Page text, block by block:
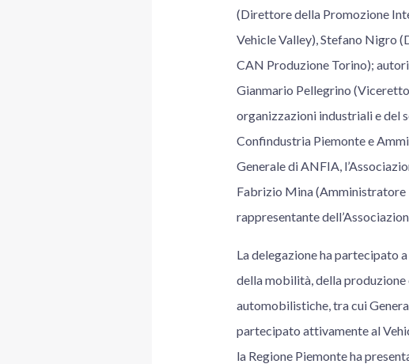
(Direttore della Promozione
Vehicle Valley), Stefano Nigro
CAN Produzione Torino);
Gianmario Pellegrino
organizzazioni industriali e del
Confindustria Piemonte e
Generale di ANFIA,
Fabrizio Mina (Amministratore
rappresentante
La delegazione ha partecipato
della mobilità, della
automobilistiche, tra cui
partecipato attivamente al
la Regione Piemonte ha